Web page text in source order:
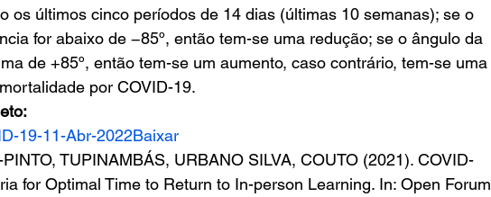
os últimos cinco períodos de 14 dias (últimas 10 semanas); se o
for abaixo de −85º, então tem-se uma redução; se o ângulo da
de +85º, então tem-se um aumento, caso contrário, tem-se uma
por COVID-19.
19-11-Abr-2022Baixar
TUPINAMBÁS, URBANO SILVA, COUTO (2021). COVID-
for Optimal Time to Return to In-person Learning. In: Open Forum